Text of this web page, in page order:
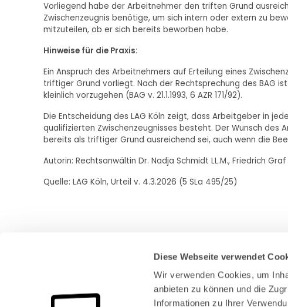
Diese Webseite verwendet
Wir verwenden Cookies, um
anbieten zu können und die
Informationen zu Ihrer
Vorliegend habe der Arbeitnehmer den triften Grund
Zwischenzeugnis benötige, um sich intern oder extern zu
mitzuteilen, ob er sich bereits beworben habe.
Hinweise für die Praxis:
Ein Anspruch des Arbeitnehmers auf Erteilung eines
triftiger Grund vorliegt. Nach der Rechtsprechung des BAG
kleinlich vorzugehen (BAG v. 21.1.1993, 6 AZR 171/92).
Die Entscheidung des LAG Köln zeigt, dass Arbeitgeber in
qualifizierten Zwischenzeugnisses besteht. Der Wunsch des
bereits als triftiger Grund ausreichend sei, auch wenn die
Autorin: Rechtsanwältin Dr. Nadja Schmidt LL.M., Friedrich
Quelle: LAG Köln, Urteil v. 4.3.2026 (5 SLa 495/25)